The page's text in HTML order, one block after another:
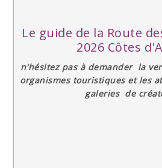
Le guide de la Route
2026 Côtes
n'hésitez pas à demander la
organismes touristiques et les
galeries de